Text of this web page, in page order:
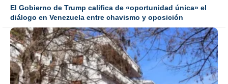
El Gobierno de Trump califica de «oportunidad única» el
diálogo en Venezuela entre chavismo y oposición